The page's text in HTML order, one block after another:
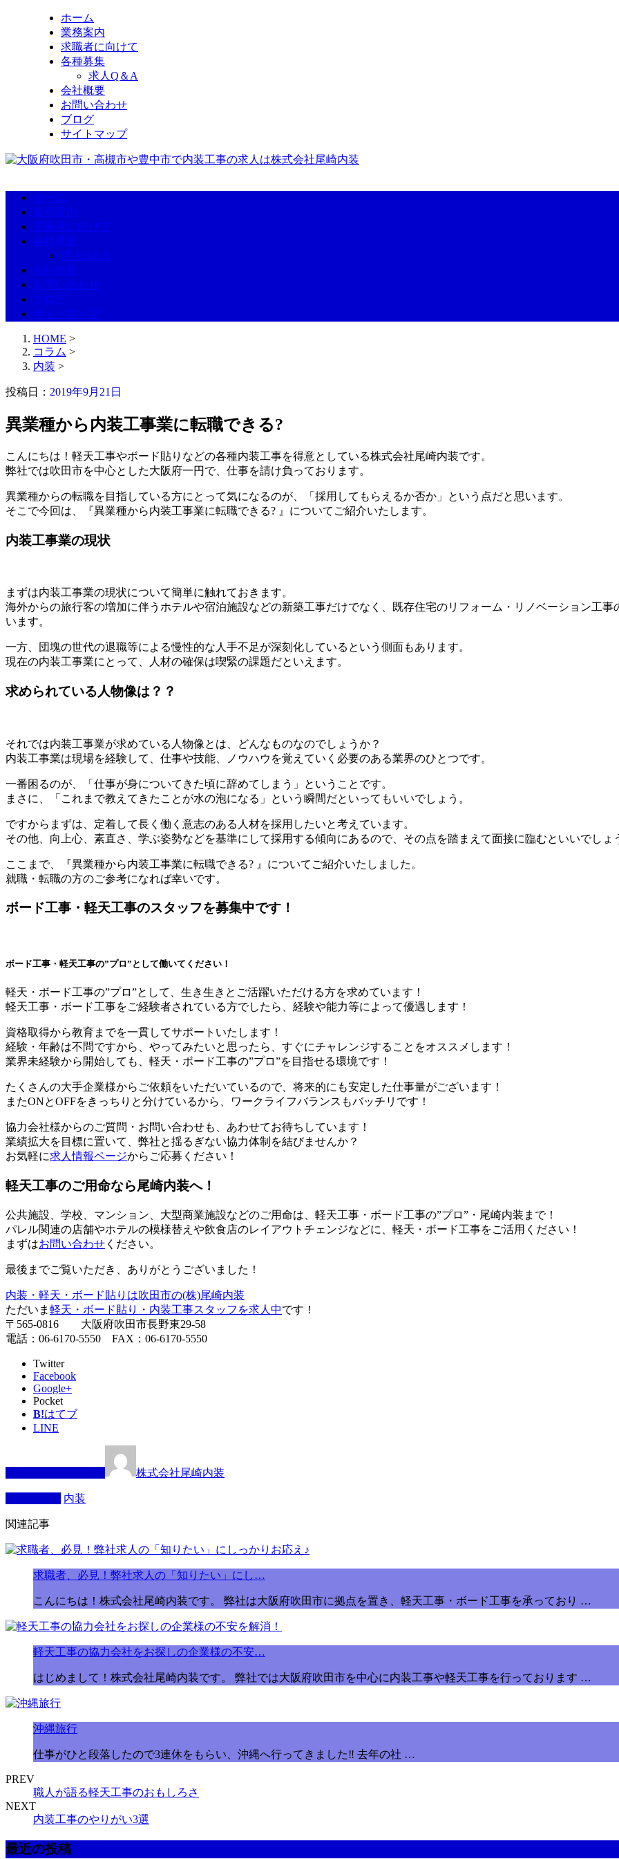
ホーム
業務案内
求職者に向けて
各種募集
求人Q＆A
会社概要
お問い合わせ
ブログ
サイトマップ
ホーム
業務案内
求職者に向けて
各種募集
求人Q＆A
会社概要
お問い合わせ
ブログ
サイトマップ
HOME >
コラム >
内装 >
投稿日： 2019年9月21日
異業種から内装工事業に転職できる?
こんにちは！軽天工事やボード貼りなどの各種内装工事を得意としている株式会社尾崎内装です。
弊社では吹田市を中心とした大阪府一円で、仕事を請け負っております。
異業種からの転職を目指している方にとって気になるのが、「採用してもらえるか否か」という点だと思います。
そこで今回は、『異業種から内装工事業に転職できる? 』についてご紹介いたします。
内装工事業の現状
まずは内装工事業の現状について簡単に触れておきます。
海外からの旅行客の増加に伴うホテルや宿泊施設などの新築工事だけでなく、既存住宅のリフォーム・リノベーション工
います。
一方、団塊の世代の退職等による慢性的な人手不足が深刻化しているという側面もあります。
現在の内装工事業にとって、人材の確保は喫緊の課題だといえます。
求められている人物像は？？
それでは内装工事業が求めている人物像とは、どんなものなのでしょうか？
内装工事業は現場を経験して、仕事や技能、ノウハウを覚えていく必要のある業界のひとつです。
一番困るのが、「仕事が身についてきた頃に辞めてしまう」ということです。
まさに、「これまで教えてきたことが水の泡になる」という瞬間だといってもいいでしょう。
ですからまずは、定着して長く働く意志のある人材を採用したいと考えています。
その他、向上心、素直さ、学ぶ姿勢などを基準にして採用する傾向にあるので、その点を踏まえて面接に臨むといいでしょ
ここまで、『異業種から内装工事業に転職できる? 』についてご紹介いたしました。
就職・転職の方のご参考になれば幸いです。
ボード工事・軽天工事のスタッフを募集中です！
ボード工事・軽天工事の”プロ”として働いてください！
軽天・ボード工事の”プロ”として、生き生きとご活躍いただける方を求めています！
軽天工事・ボード工事をご経験者されている方でしたら、経験や能力等によって優遇します！
資格取得から教育までを一貫してサポートいたします！
経験・年齢は不問ですから、やってみたいと思ったら、すぐにチャレンジすることをオススメします！
業界未経験から開始しても、軽天・ボード工事の”プロ”を目指せる環境です！
たくさんの大手企業様からご依頼をいただいているので、将来的にも安定した仕事量がございます！
またONとOFFをきっちりと分けているから、ワークライフバランスもバッチリです！
協力会社様からのご質問・お問い合わせも、あわせてお待ちしています！
業績拡大を目標に置いて、弊社と揺るぎない協力体制を結びませんか？
お気軽に求人情報ページからご応募ください！
軽天工事のご用命なら尾崎内装へ！
公共施設、学校、マンション、大型商業施設などのご用命は、軽天工事・ボード工事の”プロ”・尾崎内装まで！
パレル関連の店舗やホテルの模様替えや飲食店のレイアウトチェンジなどに、軽天・ボード工事をご活用ください！
まずはお問い合わせ ください。
最後までご覧いただき、ありがとうございました！
内装・軽天・ボード貼りは吹田市の(株)尾崎内装
ただいま 軽天・ボード貼り・内装工事スタッフを求人中です！
〒565-0816 大阪府吹田市長野東29-58
電話：06-6170-5550 FAX：06-6170-5550
Twitter
Facebook
Google+
Pocket
B!はてブ
LINE
株式会社尾崎内装
内装
関連記事
求職者、必見！弊社求人の「知りたい」にし…
こんにちは！株式会社尾崎内装です。 弊社は大阪府吹田市に拠点を置き、軽天工事・ボード工事を承っており …
軽天工事の協力会社をお探しの企業様の不安…
はじめまして！株式会社尾崎内装です。 弊社では大阪府吹田市を中心に内装工事や軽天工事を行っております …
沖縄旅行
仕事がひと段落したので3連休をもらい、沖縄へ行ってきました‼️ 去年の社 …
PREV
職人が語る軽天工事のおもしろさ
NEXT
内装工事のやりがい3選
最近の投稿